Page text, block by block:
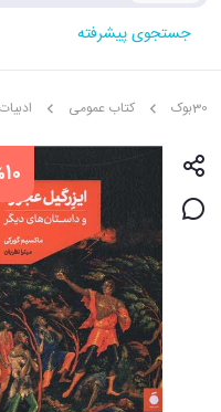
جستجوی پیشرفته
30بوک کتاب عمومی ادبیات